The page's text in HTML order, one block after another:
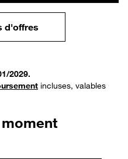
d'offres
2029.
incluses, valables